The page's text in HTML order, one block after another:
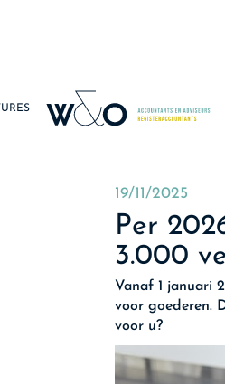
19/11/2025
Per
3.000
Vanaf 1 januari
voor goederen.
voor u?